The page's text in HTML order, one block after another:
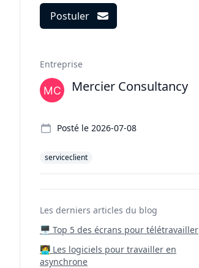
Postuler
Entreprise
Mercier Consultancy
Posté le 2026-07-08
serviceclient
Les derniers articles du blog
🖥️ Top 5 des écrans pour télétravailler
‍🧑‍💻 Les logiciels pour travailler en
asynchrone